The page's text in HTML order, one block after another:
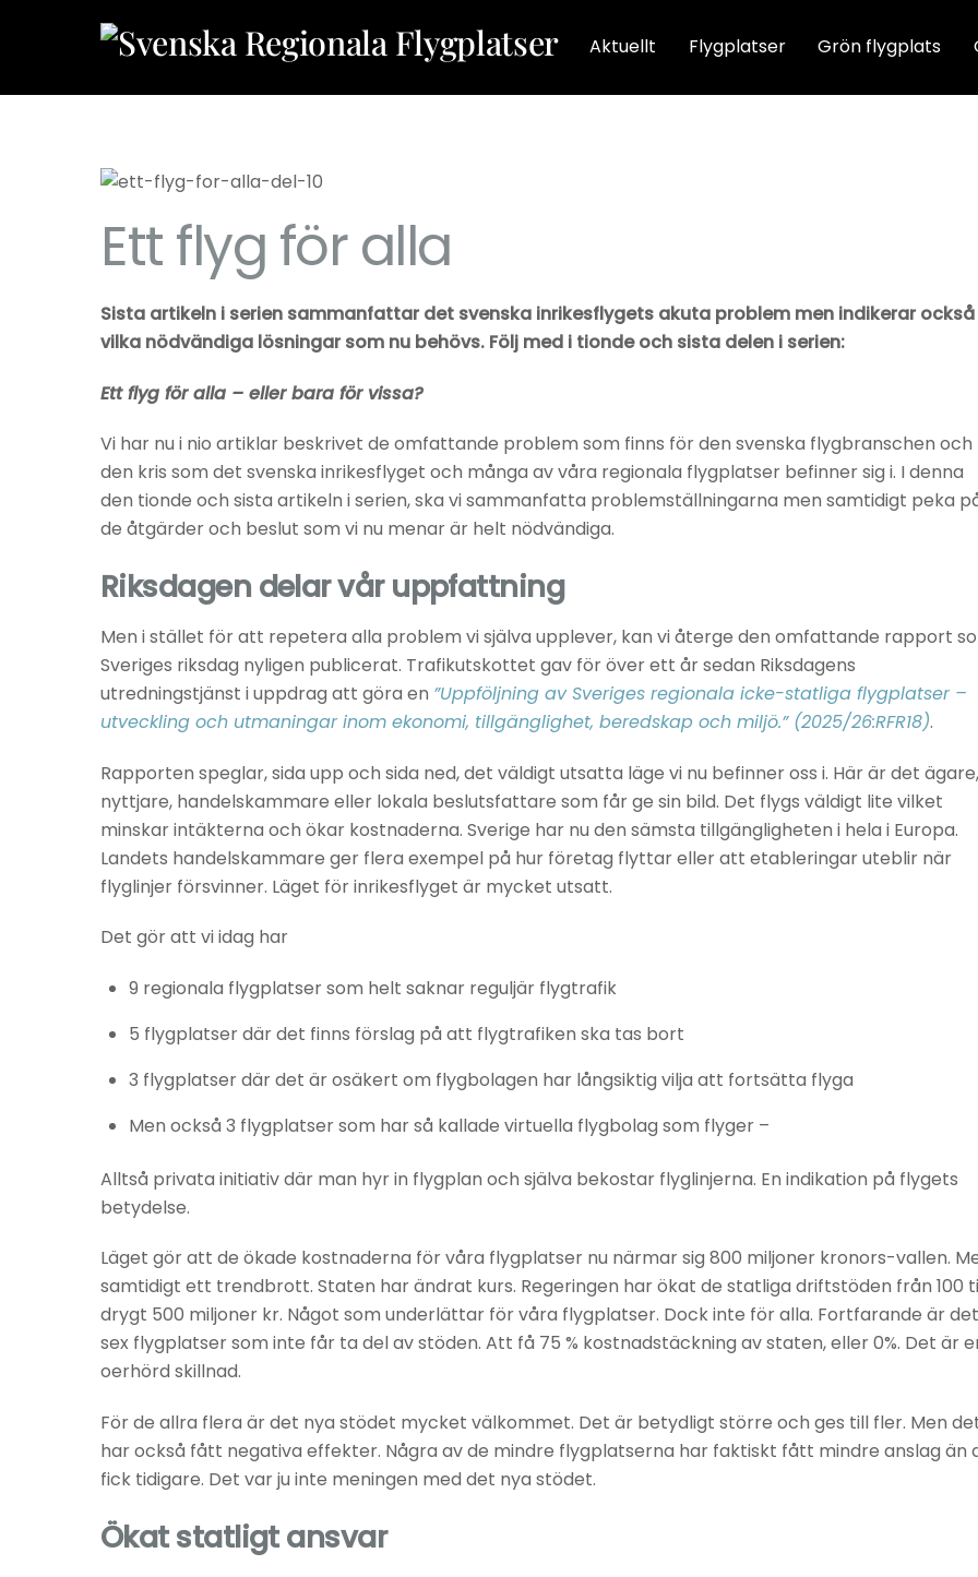
Aktuellt Flygplatser Grön flygplats
Ett flyg för alla
Sista artikeln i serien sammanfattar det svenska inrikesflygets akuta problem men indikerar också
vilka nödvändiga lösningar som nu behövs. Följ med i tionde och sista delen i serien:
Ett flyg för alla – eller bara för vissa?
Vi har nu i nio artiklar beskrivet de omfattande problem som finns för den svenska flygbranschen och
den kris som det svenska inrikesflyget och många av våra regionala flygplatser befinner sig i. I denna
den tionde och sista artikeln i serien, ska vi sammanfatta problemställningarna men samtidigt peka
de åtgärder och beslut som vi nu menar är helt nödvändiga.
Riksdagen delar vår uppfattning
Men i stället för att repetera alla problem vi själva upplever, kan vi återge den omfattande rapport
Sveriges riksdag nyligen publicerat. Trafikutskottet gav för över ett år sedan Riksdagens
utredningstjänst i uppdrag att göra en ”Uppföljning av Sveriges regionala icke-statliga flygplatser –
utveckling och utmaningar inom ekonomi, tillgänglighet, beredskap och miljö.” (2025/26:RFR18).
Rapporten speglar, sida upp och sida ned, det väldigt utsatta läge vi nu befinner oss i. Här är det ägare,
nyttjare, handelskammare eller lokala beslutsfattare som får ge sin bild. Det flygs väldigt lite vilket
minskar intäkterna och ökar kostnaderna. Sverige har nu den sämsta tillgängligheten i hela i Europa.
Landets handelskammare ger flera exempel på hur företag flyttar eller att etableringar uteblir när
flyglinjer försvinner. Läget för inrikesflyget är mycket utsatt.
Det gör att vi idag har
9 regionala flygplatser som helt saknar reguljär flygtrafik
5 flygplatser där det finns förslag på att flygtrafiken ska tas bort
3 flygplatser där det är osäkert om flygbolagen har långsiktig vilja att fortsätta flyga
Men också 3 flygplatser som har så kallade virtuella flygbolag som flyger –
Alltså privata initiativ där man hyr in flygplan och själva bekostar flyglinjerna. En indikation på flygets
betydelse.
Läget gör att de ökade kostnaderna för våra flygplatser nu närmar sig 800 miljoner kronors-vallen.
samtidigt ett trendbrott. Staten har ändrat kurs. Regeringen har ökat de statliga driftstöden från 100
drygt 500 miljoner kr. Något som underlättar för våra flygplatser. Dock inte för alla. Fortfarande är det
sex flygplatser som inte får ta del av stöden. Att få 75 % kostnadstäckning av staten, eller 0%. Det är
oerhörd skillnad.
För de allra flera är det nya stödet mycket välkommet. Det är betydligt större och ges till fler. Men
har också fått negativa effekter. Några av de mindre flygplatserna har faktiskt fått mindre anslag än
fick tidigare. Det var ju inte meningen med det nya stödet.
Ökat statligt ansvar